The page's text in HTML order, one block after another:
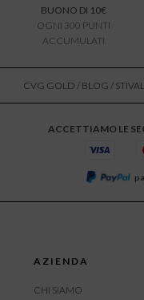
BUONO DI 10€
OGNI 300 PUNTI
ACCUMULATI
CVG GOLD / BLOG /
ACCETTIAMO LE
AZIENDA
CHI SIAMO